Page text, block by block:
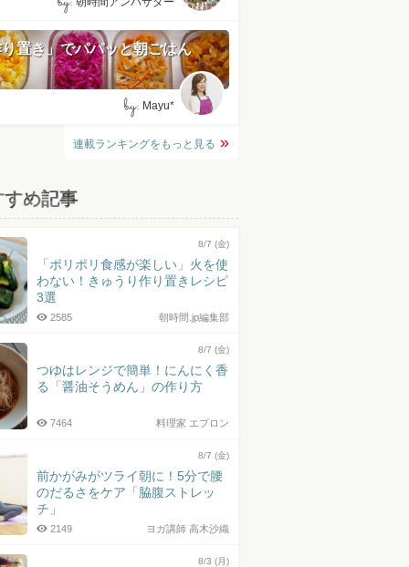
置き」でパパッと朝ごはん
by: Mayu*
連載ランキングをもっと見る
すめ記事
8/7 (金)
「ポリポリ食感が楽しい」火を使
わない！きゅうり作り置きレシピ
3選
朝時間.jp編集部
2585
8/7 (金)
つゆはレンジで簡単！にんにく香
る「醤油そうめん」の作り方
料理家 エプロン
7464
8/7 (金)
前かがみがツライ朝に！5分で腰
のだるさをケア「脇腹ストレッ
チ」
ヨガ講師 高木沙織
2149
8/3 (月)